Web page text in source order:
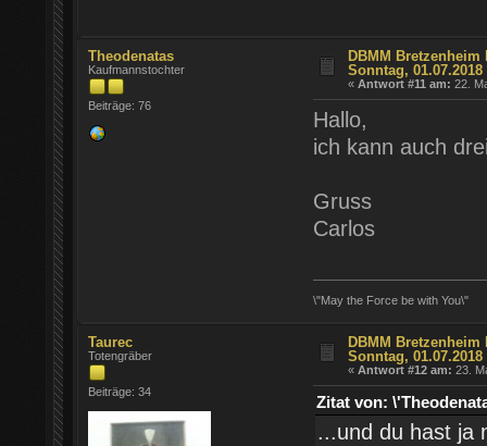
Theodenatas
Kaufmannstochter
Beiträge: 76
DBMM Bretzenheim
Sonntag, 01.07.2018
«Antwort #11 am: 22.
Hallo,
ich kann auch
Gruss
Carlos
\"May the Force be with You\"
Taurec
Totengräber
Beiträge: 34
DBMM Bretzenheim
Sonntag, 01.07.2018
«Antwort #12 am: 23.
Zitat von:
...und du hast ja